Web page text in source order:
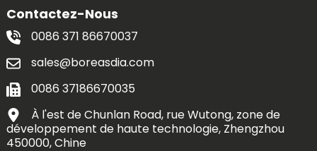
Contactez-Nous
0086 371 86670037
sales@boreasdia.com
0086 37186670035
À l'est de Chunlan Road, rue Wutong, zone de
développement de haute technologie, Zhengzhou
450000, Chine